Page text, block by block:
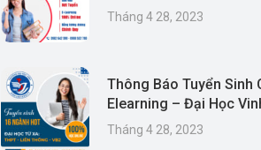
Tháng 4 28, 2023
Thông Báo Tuyển Sinh
Elearning – Đại Học
Tháng 4 28, 2023